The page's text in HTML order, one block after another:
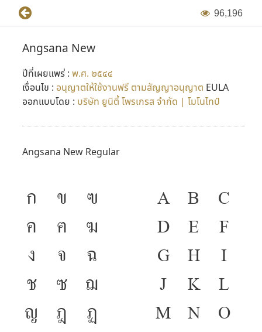
96,196
Angsana New
ปีที่เผยแพร่ : พ.ศ. ๒๕๔๔
เงื่อนไข : อนุญาตให้ใช้งานฟรี ตามสัญญาอนุญาต EULA
ออกแบบโดย : บริษัท ยูนิตี้ โพรเกรส จำกัด | โมโนไทป์
Angsana New Regular
ก ข
ฃ
ค
ฅ
ฆ
ง
จ
ฉ
ช
ซ
ฌ
ญ
ฎ
ฏ
A B
C
D
E
F
G H
I
J
K
L
M N
O